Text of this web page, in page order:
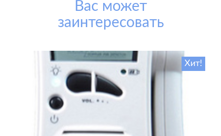
Вас может
заинтересовать
Хит!